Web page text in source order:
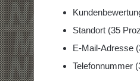
Standort (35
E-Mail-Adresse
Telefonnummer